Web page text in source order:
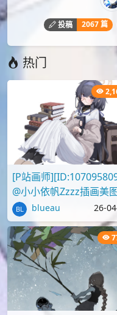
投稿 2067 篇
热门
[P站画师
@小小依帆Zzzz插画美
品推荐blueau 26-